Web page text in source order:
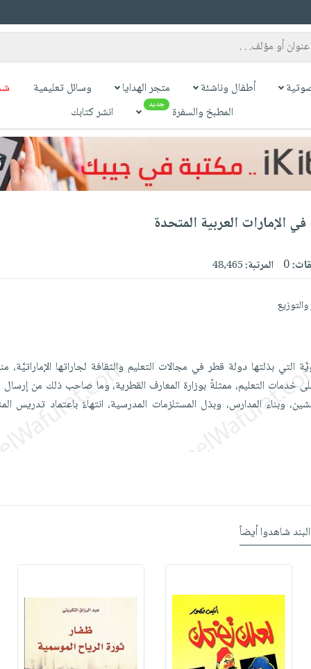
أطفال وناشئة متجر الهدايا وسائل تعليمية
المطبخ والسفرة
جديد انشر كتابك
الإمارات العربية المتحدة
0 المرتبة:48,465
التي بذلتها دولة قطر في مجالات التعليم والثقافة لجاراتها الإماراتيَّة،
خدمات التعليم، ممثلةً بوزارة المعارف القطرية، وما صاحب ذلك من إرسال
وبناء المدارس، وبذل المستلزمات المدرسية، انتهاءً باعتماد تدريس
شاهدوا أيضاً